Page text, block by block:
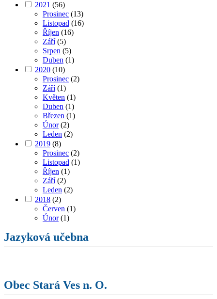
2021 (56)
Prosinec (13)
Listopad (16)
Říjen (16)
Září(5)
Srpen (5)
Duben (1)
2020 (10)
Prosinec (2)
Září(1)
Květen (1)
Duben (1)
Březen (1)
Únor(2)
Leden (2)
2019 (8)
Prosinec (2)
Listopad (1)
Říjen (1)
Září(2)
Leden (2)
2018 (2)
Červen (1)
Únor(1)
Jazyková učebna
Obec Stará Ves n. O.